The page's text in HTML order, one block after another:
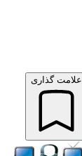
علامت گذاری